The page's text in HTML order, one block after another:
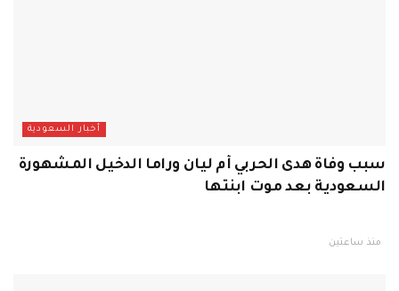
أخبار السعودية
سبب وفاة هدى الحربي أم ليان وراما الدخيل المشهورة
السعودية بعد موت ابنتها
منذ ساعتين